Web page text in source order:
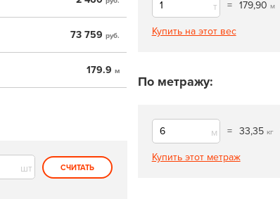
73 759руб.
179.9м
шт СЧИТАТЬ
т = 179,90 м
Купить на этот вес
По метражу:
м = 33,35 кг
Купить этот метраж